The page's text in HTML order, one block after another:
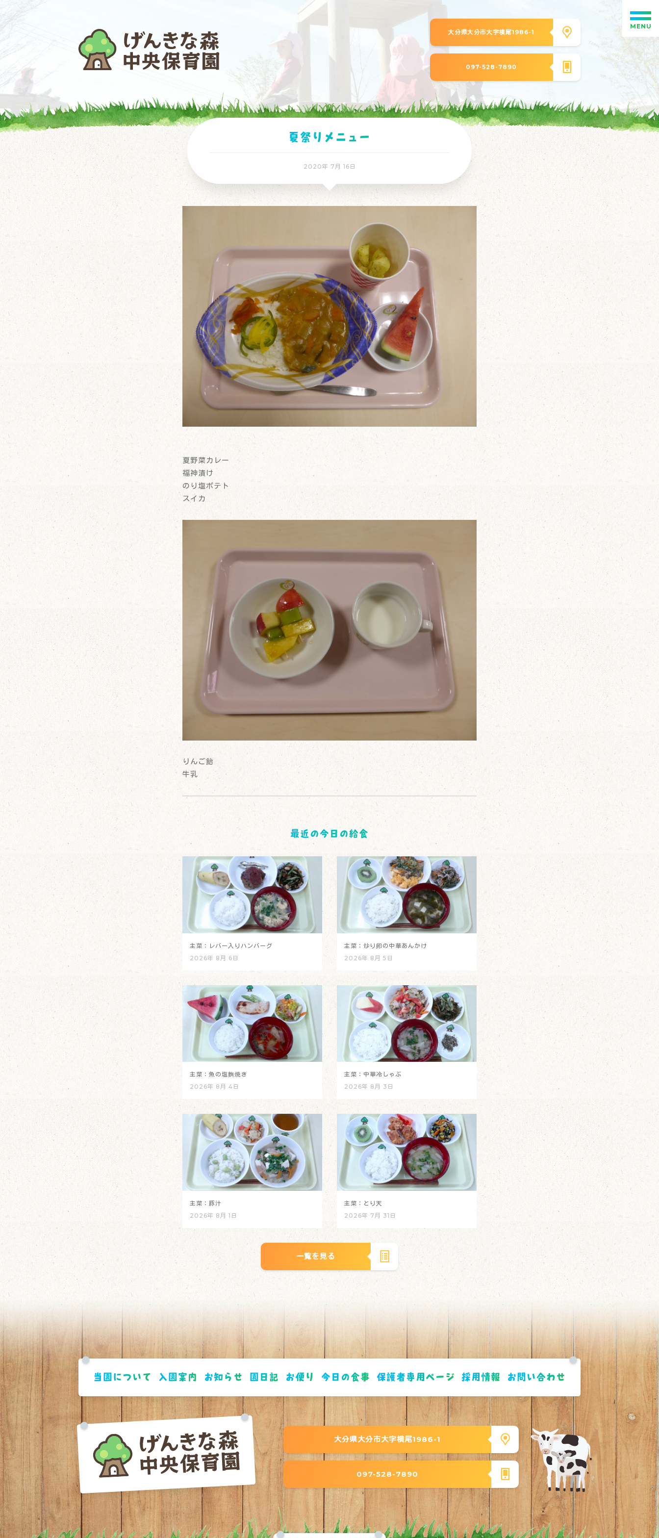
大分県大分市大字横尾1986-1
097-528-7890
夏祭りメニュー
2020年 7月 16日
夏野菜カレー
福神漬け
のり塩ポテト
スイカ
りんご飴
牛乳
最近の今日の給食
主菜：レバー入りハンバーグ
2026年 8月 6日
主菜：炒り卵の中華あんかけ
2026年 8月 5日
主菜：魚の塩麴焼き
2026年 8月 4日
主菜：中華冷しゃぶ
2026年 8月 3日
主菜：豚汁
2026年 8月 1日
主菜：とり天
2026年 7月 31日
一覧を見る
当園について 入園案内 お知らせ 園日記 お便り 今日の食事 保護者専用ページ 採用情報 お問い合わせ
大分県大分市大字横尾1986-1
097-528-7890
MENU